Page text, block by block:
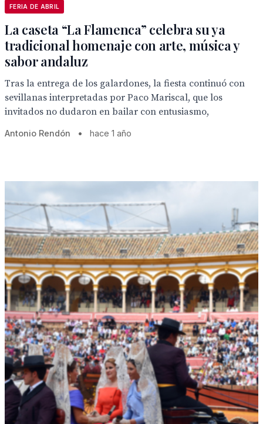
FERIA DE ABRIL
La caseta “La Flamenca” celebra su ya
tradicional homenaje con arte, música y
sabor andaluz
Tras la entrega de los galardones, la fiesta continuó con
sevillanas interpretadas por Paco Mariscal, que los
invitados no dudaron en bailar con entusiasmo,
Antonio Rendón • hace 1 año